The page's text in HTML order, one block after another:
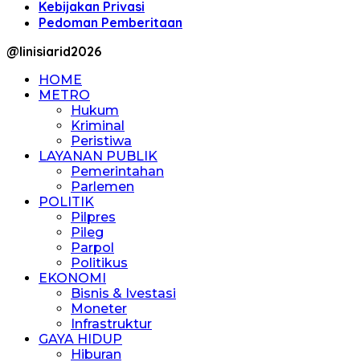
Kebijakan Privasi
Pedoman Pemberitaan
@linisiarid2026
HOME
METRO
Hukum
Kriminal
Peristiwa
LAYANAN PUBLIK
Pemerintahan
Parlemen
POLITIK
Pilpres
Pileg
Parpol
Politikus
EKONOMI
Bisnis & Ivestasi
Moneter
Infrastruktur
GAYA HIDUP
Hiburan